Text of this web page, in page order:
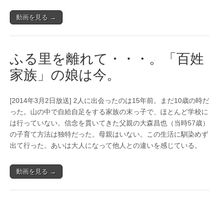
動画を見る →
ふる里を離れて・・・。「百姓
家族」の娘は今。
[2014年3月2日放送] 2人に出会ったのは15年前。まだ10歳の時だ
った。山の中で自給自足をする家族の末っ子で、ほとんど学校に
は行っていない。信念を貫いてきた父親の大森昌也（当時57歳）
の子育て方法は独特だった。母親はいない。この生活に馴染めず
出て行った。あいは大人になって他人との違いを感じている。
動画を見る →